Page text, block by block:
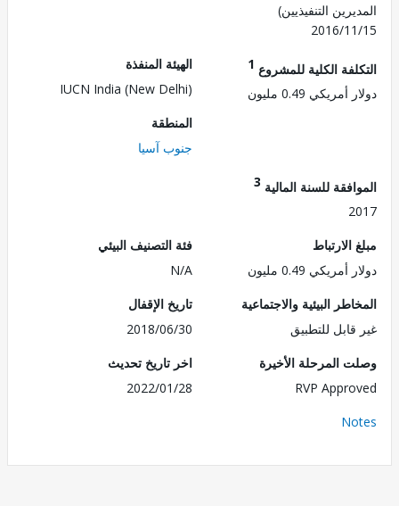
التنفيذيين)
2016/
الكلية للمشروع1
0.49 مليون
الهيئة المنفذة
IUCN India (New Delhi)
جنوب آسيا
للسنة المالية3
0.49 مليون
فئة التصنيف البيئي
البيئية والاجتماعية
للتطبيق
تاريخ الإقفال
2018/06/30
المرحلة الأخيرة
RVP
اخر تاريخ تحديث
2022/01/28